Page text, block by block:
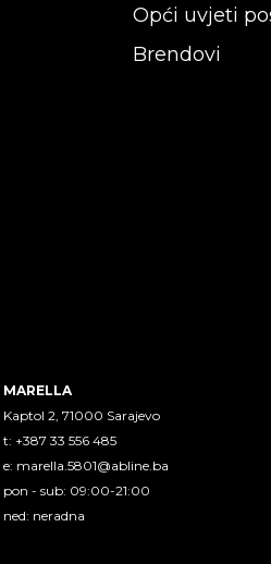
Opći uvjeti
Brendovi
MARELLA
Kaptol 2, 71000 Sarajevo
t: +387 33 556 485
e: marella.5801@abline.ba
pon - sub: 09:00-21:00
ned: neradna